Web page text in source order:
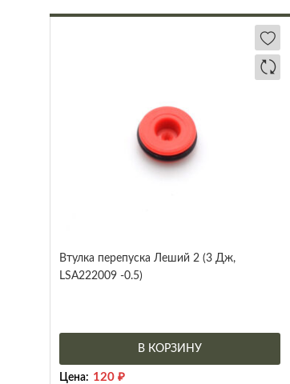
Втулка перепуска Леший 2 (3 Дж,
LSA222009 -0.5)
В КОРЗИНУ
Цена: 120 ₽